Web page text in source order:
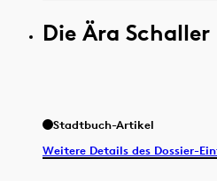
Die Ära Schaller
Stadtbuch-Artikel
Weitere Details des Dossier-